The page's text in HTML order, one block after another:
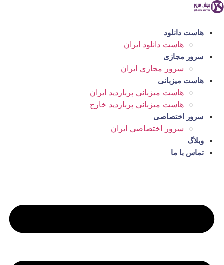
پرش
محتوا
هاست دانلود
هاست دانلود ایران
سرور مجازی
سرور مجازی ایران
هاست میزبانی
هاست میزبانی پربازدید ایران
هاست میزبانی پربازدید خارج
سرور اختصاصی
سرور اختصاصی ایران
وبلاگ
تماس با ما